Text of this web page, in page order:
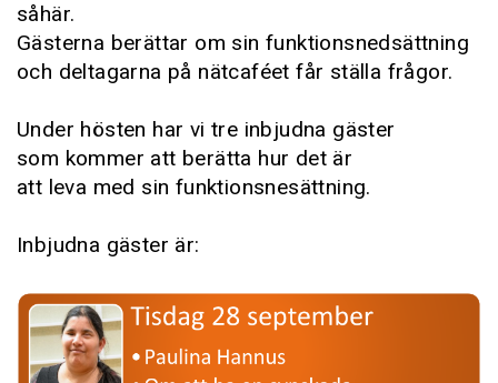
såhär.
Gästerna berättar om sin funktionsnedsättning
och deltagarna på nätcaféet får ställa frågor.
Under hösten har vi tre inbjudna gäster
som kommer att berätta hur det är
att leva med sin funktionsnesättning.
Inbjudna gäster är: